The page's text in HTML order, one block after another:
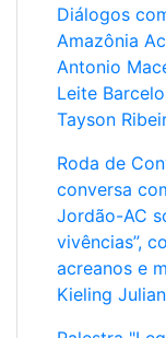
A ideia de
consciência a
da primordial
processo
colonização
mortos,
humilhados. O
reparar isso e
Evidentemente,
indígenas
povos. Mas, a
é singular.
federal, o IFAC
Diálogos
Amazônia
Antonio
Leite
Tayson
Roda de
conversa
Jordão-AC
vivências”,
acreanos e
Kieling